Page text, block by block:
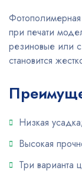
при печати
резиновые или
становится
Низкая усадка;
Высокая
Три варианта